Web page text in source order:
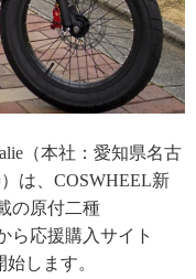
（本社：愛知県名古
は、COSWHEEL新
の原付二種
ら応援購入サイト
します。